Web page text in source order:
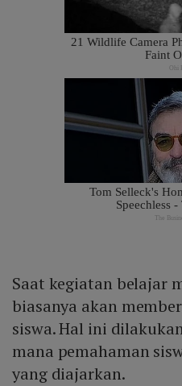
Saat kegiatan belajar
biasanya akan
siswa. Hal ini
mana pemahaman
yang diajarkan.